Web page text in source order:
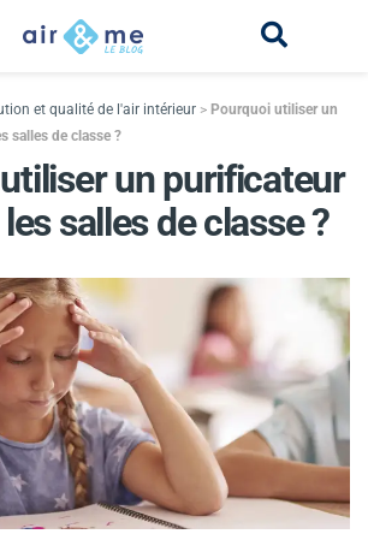
et qualité de l'air intérieur > Pourquoi utiliser un
salles de classe ?
un purificateur
les salles de classe ?